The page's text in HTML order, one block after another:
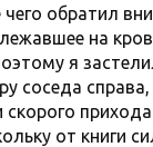
чего обратил
на
я
соседа
от книги